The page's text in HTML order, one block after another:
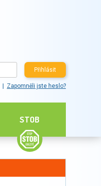
Přihlásit
Zapomněli jste heslo?
STOB